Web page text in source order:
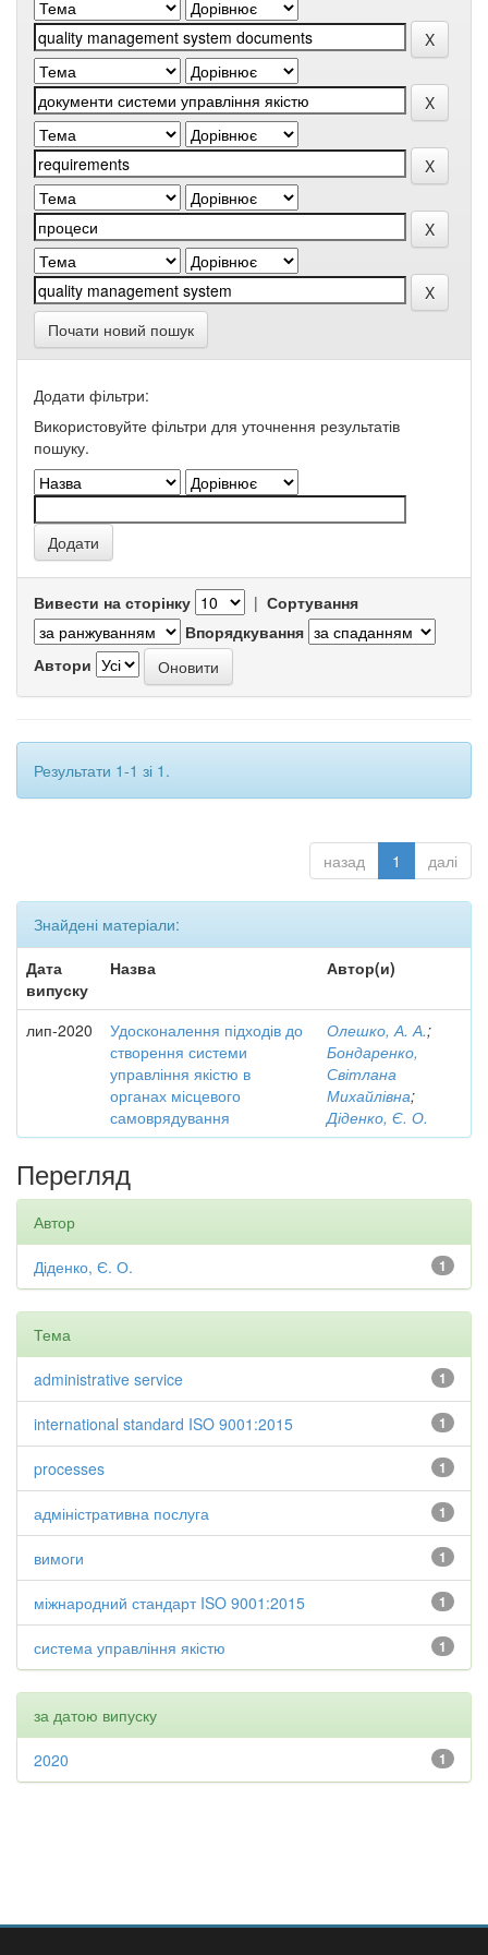
Почати новий пошук
Додати фільтри:
Використовуйте фільтри для уточнення результатів
пошуку.
Вивести на сторінку | Сортування
Впорядкування
Автори
Результати 1-1 зі 1.
назад 1 далі
Знайдені матеріали:
Дата
випуску
Назва Автор(и)
лип-2020
Удосконалення підходів до
створення системи
управління якістю в
органах місцевого
самоврядування
Олешко, А. А.;
Бондаренко,
Світлана
Михайлівна;
Діденко, Є. О.
Перегляд
Автор
1
Діденко, Є. О.
Тема
1
administrative service
1
international standard ISO 9001:2015
1
processes
1
адміністративна послуга
1
вимоги
1
міжнародний стандарт ISO 9001:2015
1
система управління якістю
за датою випуску
1
2020